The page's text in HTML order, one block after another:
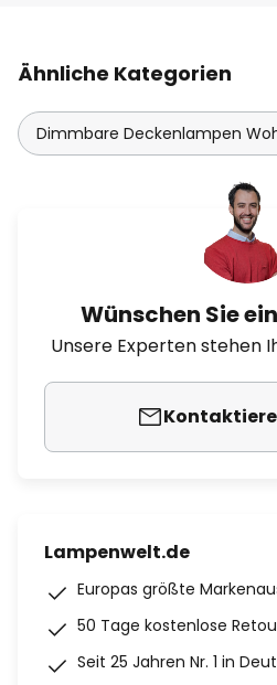
Ähnliche Kategorien
Dimmbare Deckenlampen
Wünschen Sie
Unsere Experten stehen
Lampenwelt.de
Europas größte
50 Tage kostenlose
Seit 25 Jahren Nr. 1 in